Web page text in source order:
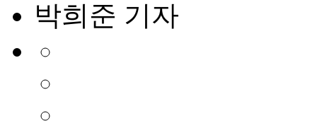
박희준 기자